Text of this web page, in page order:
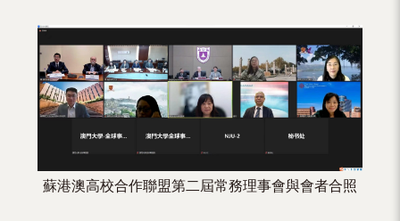
（內
蘇港澳高校合作聯盟第二屆常務理事會與會者合照